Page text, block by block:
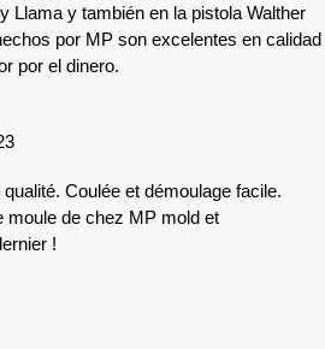
Llama y también en la pistola Walther
por MP son excelentes en calidad
por el dinero.
Coulée et démoulage facile.
moule de chez MP mold et
!